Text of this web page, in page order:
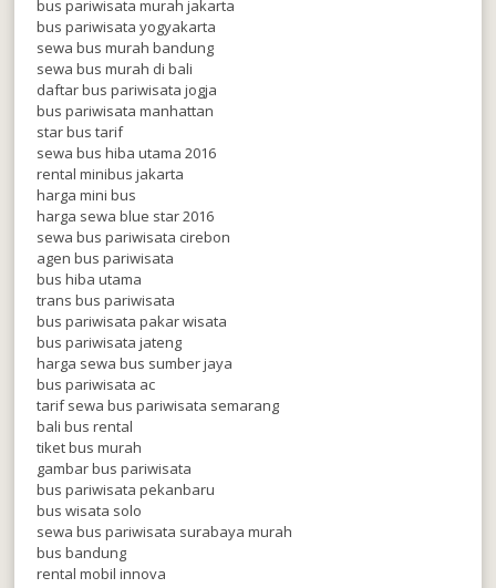
bus pariwisata murah jakarta
bus pariwisata yogyakarta
sewa bus murah bandung
sewa bus murah di bali
daftar bus pariwisata jogja
bus pariwisata manhattan
star bus tarif
sewa bus hiba utama 2016
rental minibus jakarta
harga mini bus
harga sewa blue star 2016
sewa bus pariwisata cirebon
agen bus pariwisata
bus hiba utama
trans bus pariwisata
bus pariwisata pakar wisata
bus pariwisata jateng
harga sewa bus sumber jaya
bus pariwisata ac
tarif sewa bus pariwisata semarang
bali bus rental
tiket bus murah
gambar bus pariwisata
bus pariwisata pekanbaru
bus wisata solo
sewa bus pariwisata surabaya murah
bus bandung
rental mobil innova